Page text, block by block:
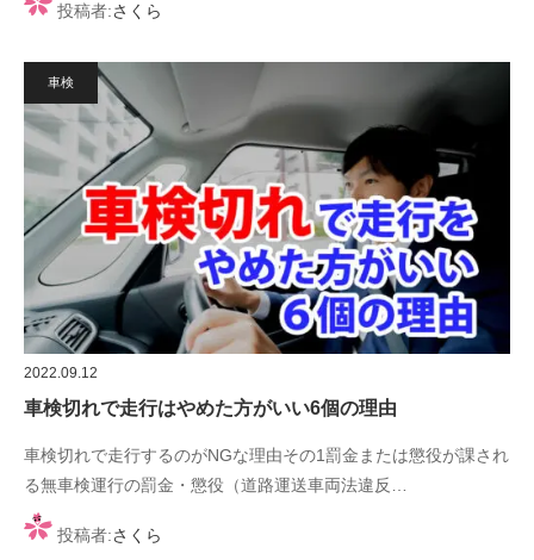
投稿者:さくら
車検
2022.09.12
車検切れで走行はやめた方がいい6個の理由
車検切れで走行するのがNGな理由その1罰金または懲役が課され
る無車検運行の罰金・懲役（道路運送車両法違反…
投稿者:さくら